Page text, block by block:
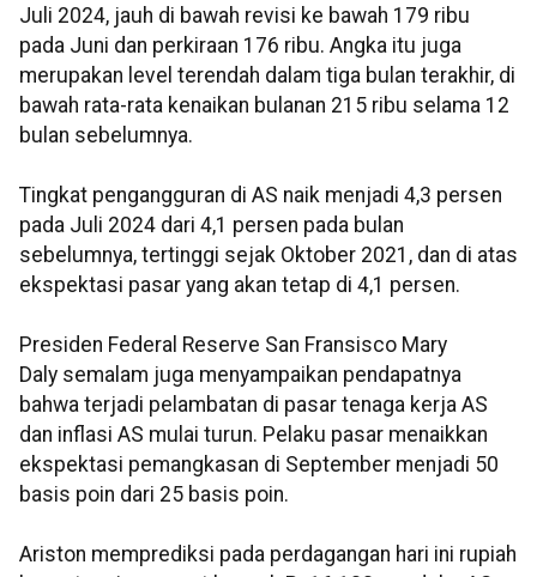
Juli 2024, jauh di bawah revisi ke bawah 179 ribu
pada Juni dan perkiraan 176 ribu. Angka itu juga
merupakan level terendah dalam tiga bulan terakhir, di
bawah rata-rata kenaikan bulanan 215 ribu selama 12
bulan sebelumnya.
Tingkat pengangguran di AS naik menjadi 4,3 persen
pada Juli 2024 dari 4,1 persen pada bulan
sebelumnya, tertinggi sejak Oktober 2021, dan di atas
ekspektasi pasar yang akan tetap di 4,1 persen.
Presiden Federal Reserve San Fransisco Mary
Daly semalam juga menyampaikan pendapatnya
bahwa terjadi pelambatan di pasar tenaga kerja AS
dan inflasi AS mulai turun. Pelaku pasar menaikkan
ekspektasi pemangkasan di September menjadi 50
basis poin dari 25 basis poin.
Ariston memprediksi pada perdagangan hari ini rupiah